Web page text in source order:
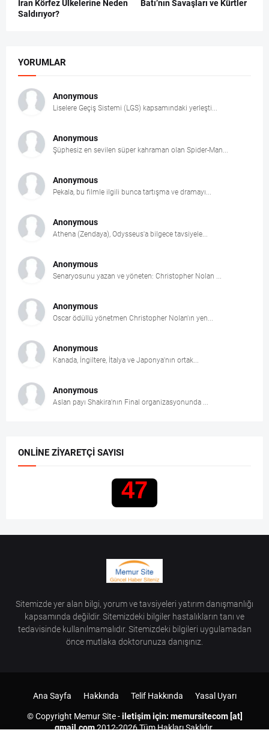
İran Körfez Ülkelerine Neden
Saldırıyor?
Batı’nın Savaşları ve Kürtler
YORUMLAR
Anonymous
Liselere Geçiş Sistemi (LGS) kapsamındaki yerleşti...
Anonymous
Şüphesiz en sevilen süper kahraman olan Spider-Man...
Anonymous
Pekala, bu filmle ilgili bunca tartışma ve dramayı...
Anonymous
Athena (Zendaya), Odysseus'a bilgece tavsiyele...
Anonymous
Senaryosunu yazan ve yöneten: Christopher Nolan ...
Anonymous
Oscar ödüllü yönetmen Christopher Nolan'ın yen...
Anonymous
Kanada, İngiltere, İtalya ve Japonya'nın ortak...
Anonymous
Aslan payı Shakira'nın Final organizasyonunda ...
ONLINE ZIYARETÇI SAYISI
79
Sitemizde yer alan bilgi, yorum ve tavsiyeleri yatırım danışmanlığı
kapsamında değildir. Sitemizdeki bilgiler hastalıkların tanı ve
tedavisinde kullanılmamalıdır. Sitemizdeki bilgileri uygulamadan
önce mutlaka doktorunuza danışınız.
© Copyright Memur Site-iletişim için: memursitecom [at]
gmail.com2012-2026 Tüm Hakları Saklıdır.
Ana Sayfa Hakkında Telif Hakkında Yasal Uyarı